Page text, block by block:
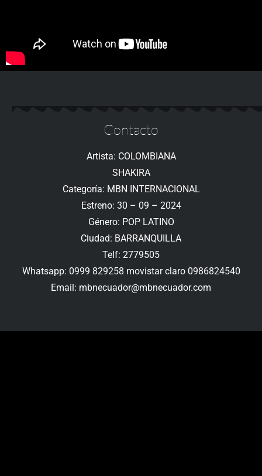
Contacto
Artista: COLOMBIANA
SHAKIRA
Categoría: MBN INTERNACIONAL
Estreno: 30 – 09 – 2024
Género: POP LATINO
Ciudad: BARRANQUILLA
Telf: 2779505
Whatsapp: 0999 829258 movistar claro 0986824540
Email: mbnecuador@mbnecuador.com